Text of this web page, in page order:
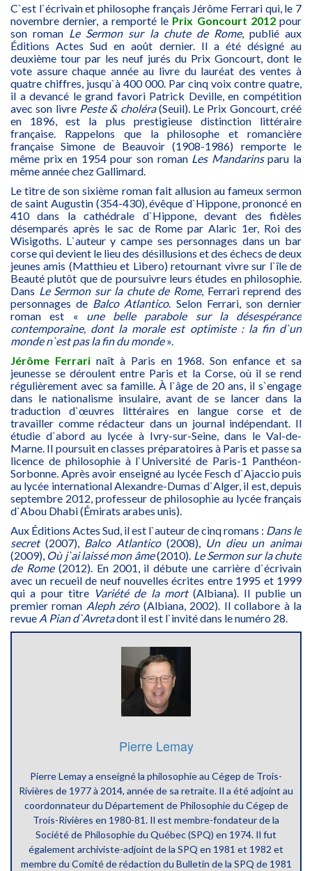
C`est l`écrivain et philosophe français Jérôme Ferrari qui, le 7
novembre dernier, a remporté le Prix Goncourt 2012 pour
son roman Le Sermon sur la chute de Rome, publié aux
Éditions Actes Sud en août dernier. Il a été désigné au
deuxième tour par les neuf jurés du Prix Goncourt, dont le
vote assure chaque année au livre du lauréat des ventes à
quatre chiffres, jusqu`à 400 000. Par cinq voix contre quatre,
il a devancé le grand favori Patrick Deville, en compétition
avec son livre Peste & choléra(Seuil). Le Prix Goncourt, créé
en 1896, est la plus prestigieuse distinction littéraire
française. Rappelons que la philosophe et romancière
française Simone de Beauvoir (1908-1986) remporte le
même prix en 1954 pour son roman Les Mandarinsparu la
même année chez Gallimard.
Le titre de son sixième roman fait allusion au fameux sermon
de saint Augustin (354-430), évêque d`Hippone, prononcé en
410 dans la cathédrale d`Hippone, devant des fidèles
désemparés après le sac de Rome par Alaric 1er, Roi des
Wisigoths. L`auteur y campe ses personnages dans un bar
corse qui devient le lieu des désillusions et des échecs de deux
jeunes amis (Matthieu et Libero) retournant vivre sur l`île de
Beauté plutôt que de poursuivre leurs études en philosophie.
Dans Le Sermon sur la chute de Rome, Ferrari reprend des
personnages de Balco Atlantico. Selon Ferrari, son dernier
roman est « une belle parabole sur la désespérance
contemporaine, dont la morale est optimiste : la fin d`un
monde n`est pas la fin du monde».
Jérôme Ferrari naît à Paris en 1968. Son enfance et sa
jeunesse se déroulent entre Paris et la Corse, où il se rend
régulièrement avec sa famille. À l`âge de 20 ans, il s`engage
dans le nationalisme insulaire, avant de se lancer dans la
traduction d`œuvres littéraires en langue corse et de
travailler comme rédacteur dans un journal indépendant. Il
étudie d`abord au lycée à Ivry-sur-Seine, dans le Val-de-
Marne. Il poursuit en classes préparatoires à Paris et passe sa
licence de philosophie à l`Université de Paris-1 Panthéon-
Sorbonne. Après avoir enseigné au lycée Fesch d`Ajaccio puis
au lycée international Alexandre-Dumas d`Alger, il est, depuis
septembre 2012, professeur de philosophie au lycée français
d`Abou Dhabi (Émirats arabes unis).
Aux Éditions Actes Sud, il est l`auteur de cinq romans : Dans le
secret(2007), Balco Atlantico(2008), Un dieu un animal
(2009), Où j`ai laissé mon âme(2010). Le Sermon sur la chute
de Rome(2012). En 2001, il débute une carrière d`écrivain
avec un recueil de neuf nouvelles écrites entre 1995 et 1999
qui a pour titre Variété de la mort(Albiana). Il publie un
premier roman Aleph zéro(Albiana, 2002). Il collabore à la
revue A Pian d`Avretadont il est l`invité dans le numéro 28.
Pierre Lemay
Pierre Lemay a enseigné la philosophie au Cégep de Trois-
Rivières de 1977 à 2014, année de sa retraite. Il a été adjoint au
coordonnateur du Département de Philosophie du Cégep de
Trois-Rivières en 1980-81. Il est membre-fondateur de la
Société de Philosophie du Québec (SPQ) en 1974. Il fut
également archiviste-adjoint de la SPQ en 1981 et 1982 et
membre du Comité de rédaction du Bulletin de la SPQ de 1981